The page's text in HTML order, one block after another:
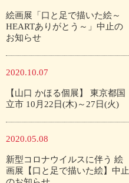
絵画展「口と足で描いた絵～
HEARTありがとう～」中止の
お知らせ
2020.10.07
【山口 かほる個展】 東京都国
立市 10月22日(木)～27日(火)
2020.05.08
新型コロナウイルスに伴う 絵
画展【口と足で描いた絵】中止